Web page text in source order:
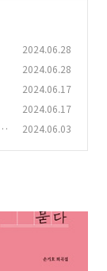
2024.06.28
2024.06.28
2024.06.17
2024.06.17
2024.06.03